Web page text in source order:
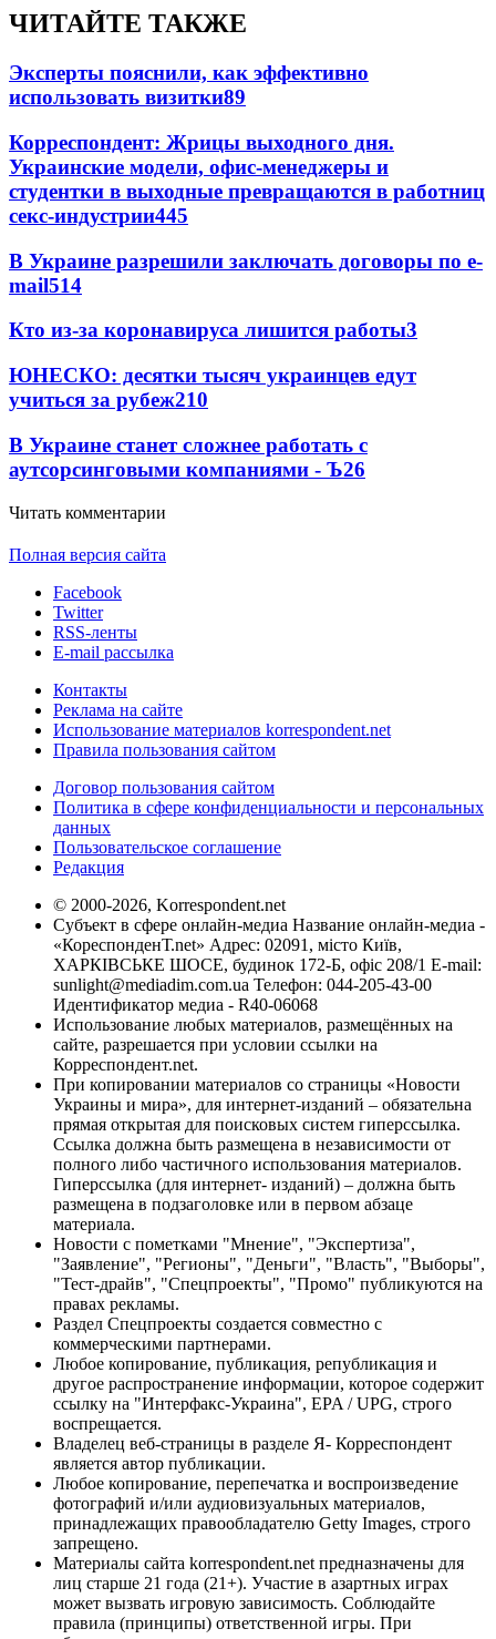
ЧИТАЙТЕ ТАКЖЕ
Эксперты пояснили, как эффективно
использовать визитки89
Корреспондент: Жрицы выходного дня.
Украинские модели, офис-менеджеры и
студентки в выходные превращаются в работниц
секс-индустрии445
В Украине разрешили заключать договоры по e-
mail514
Кто из-за коронавируса лишится работы3
ЮНЕСКО: десятки тысяч украинцев едут
учиться за рубеж210
В Украине станет сложнее работать с
аутсорсинговыми компаниями - Ъ26
Читать комментарии
Полная версия сайта
Facebook
Twitter
RSS-ленты
E-mail рассылка
Контакты
Реклама на сайте
Использование материалов korrespondent.net
Правила пользования сайтом
Договор пользования сайтом
Политика в сфере конфиденциальности и персональных
данных
Пользовательское соглашение
Редакция
© 2000-2026, Korrespondent.net
Субъект в сфере онлайн-медиа Название онлайн-медиа -
«КореспонденТ.net» Адрес: 02091, місто Київ,
ХАРКІВСЬКЕ ШОСЕ, будинок 172-Б, офіс 208/1 E-mail:
sunlight@mediadim.com.ua Телефон: 044-205-43-00
Идентификатор медиа - R40-06068
Использование любых материалов, размещённых на
сайте, разрешается при условии ссылки на
Корреспондент.net.
При копировании материалов со страницы «Новости
Украины и мира», для интернет-изданий – обязательна
прямая открытая для поисковых систем гиперссылка.
Ссылка должна быть размещена в независимости от
полного либо частичного использования материалов.
Гиперссылка (для интернет- изданий) – должна быть
размещена в подзаголовке или в первом абзаце
материала.
Новости с пометками "Мнение", "Экспертиза",
"Заявление", "Регионы", "Деньги", "Власть", "Выборы",
"Тест-драйв", "Спецпроекты", "Промо" публикуются на
правах рекламы.
Раздел Спецпроекты создается совместно с
коммерческими партнерами.
Любое копирование, публикация, републикация и
другое распространение информации, которое содержит
ссылку на "Интерфакс-Украина", EPA / UPG, строго
воспрещается.
Владелец веб-страницы в разделе Я- Корреспондент
является автор публикации.
Любое копирование, перепечатка и воспроизведение
фотографий и/или аудиовизуальных материалов,
принадлежащих правообладателю Getty Images, строго
запрещено.
Материалы сайта korrespondent.net предназначены для
лиц старше 21 года (21+). Участие в азартных играх
может вызвать игровую зависимость. Соблюдайте
правила (принципы) ответственной игры. При